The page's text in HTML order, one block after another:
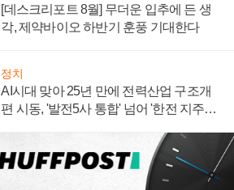
[데스크리포트 8월] 무더운 입추에 든 생
각, 제약바이오 하반기 훈풍 기대한다
정치
AI시대 맞아 25년 만에 전력산업 구조개
편 시동, '발전5사 통합' 넘어 '한전 지주사'